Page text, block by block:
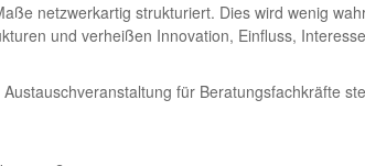
netzwerkartig strukturiert. Dies wird wenig
und verheißen Innovation, Einfluss,
für Beratungsfachkräfte